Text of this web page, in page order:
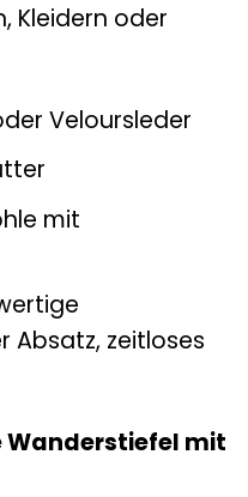
Kleidern oder
Veloursleder
mit
Absatz, zeitloses
Wanderstiefel mit